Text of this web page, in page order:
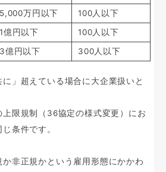
5,000万円以下
100人以下
1億円以下
100人以下
3億円以下 300人以下
」超えている場合に大企業扱いと
限規制（36協定の様式変更）にお
条件です。
非正規かという雇用形態にかかわ